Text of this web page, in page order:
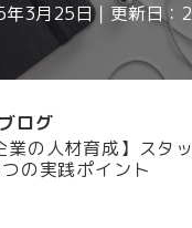
年3月25日｜更新日：
ブログ
業の人材育成】スタ
の実践ポイント